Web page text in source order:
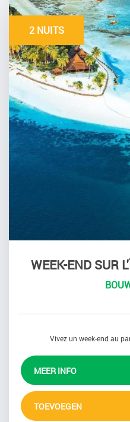
2 NUITS
WEEK-END SUR
Vivez un week-end au
MEER INFO
TOEVOEGEN